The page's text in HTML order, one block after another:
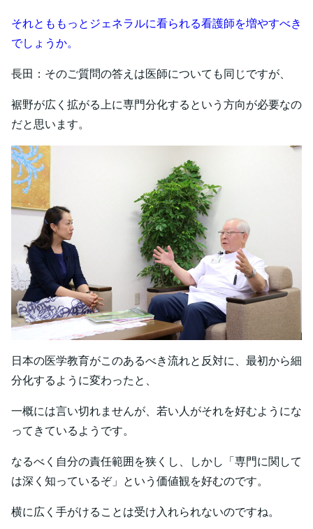
それとももっとジェネラルに看られる看護師を増やすべき
でしょうか。
長田：そのご質問の答えは医師についても同じですが、
裾野が広く拡がる上に専門分化するという方向が必要なの
だと思います。
日本の医学教育がこのあるべき流れと反対に、最初から細
分化するように変わったと、
一概には言い切れませんが、若い人がそれを好むようにな
ってきているようです。
なるべく自分の責任範囲を狭くし、しかし「専門に関して
は深く知っているぞ」という価値観を好むのです。
横に広く手がけることは受け入れられないのですね。